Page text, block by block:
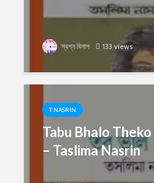
স্বপ্ন বিলাপ 133 views
T NASRIN
Tabu Bhalo Theko |
– Taslima Nasrin